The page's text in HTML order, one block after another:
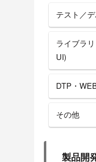
テスト／
ライブラ
UI)
DTP・
その他
製品開